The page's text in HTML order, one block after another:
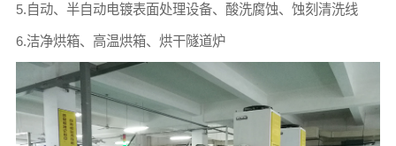
5.自动、半自动电镀表面处理设备、酸洗腐蚀、蚀刻清洗线
6.洁净烘箱、高温烘箱、烘干隧道炉